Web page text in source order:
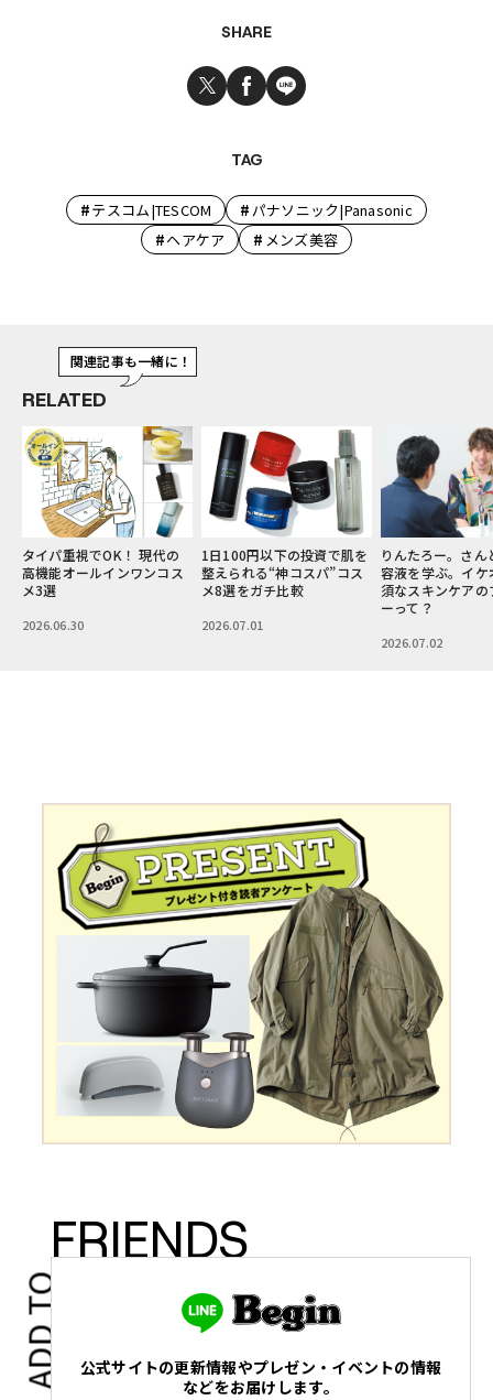
SHARE
TAG
#テスコム|TESCOM # パナソニック|Panasonic
#ヘアケア # メンズ美容
RELATED
関連記事も一緒に！
タイパ重視でOK！ 現代の
高機能オールインワンコス
メ3選
2026.06.30
1日100円以下の投資で肌を
整えられる“神コスパ”コス
メ8選をガチ比較
2026.07.01
りんたろー。さん
容液を学ぶ。イケ
須なスキンケアの
ーって？
2026.07.02
ADD TO
FRIENDS
公式サイトの更新情報やプレゼン・イベントの情報
などをお届けします。